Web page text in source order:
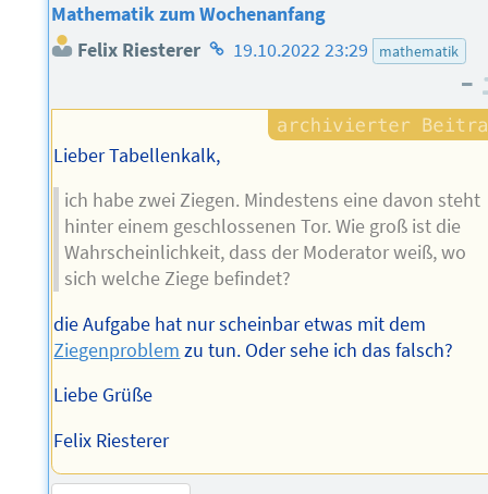
Mathematik zum Wochenanfang
Felix Riesterer Homepage
Autors
19.10.2022 23:29 mathematik
–
Lieber Tabellenkalk,
ich habe zwei Ziegen. Mindestens eine davon steht
hinter einem geschlossenen Tor. Wie groß ist die
Wahrscheinlichkeit, dass der Moderator weiß, wo
sich welche Ziege befindet?
die Aufgabe hat nur scheinbar etwas mit dem
Ziegenproblem zu tun. Oder sehe ich das falsch?
Liebe Grüße
Felix Riesterer